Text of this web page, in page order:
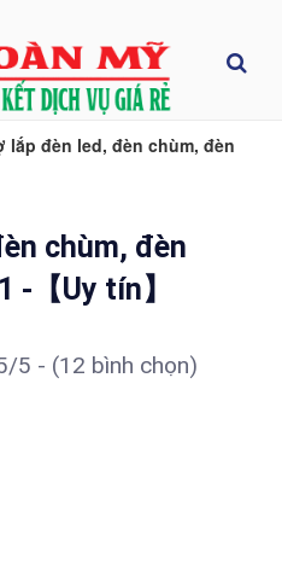
lắp đèn led, đèn chùm, đèn
chùm, đèn
-【Uy tín】
5 - (12 bình chọn)